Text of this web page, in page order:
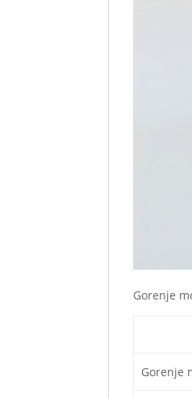
Gorenje
Gorenje